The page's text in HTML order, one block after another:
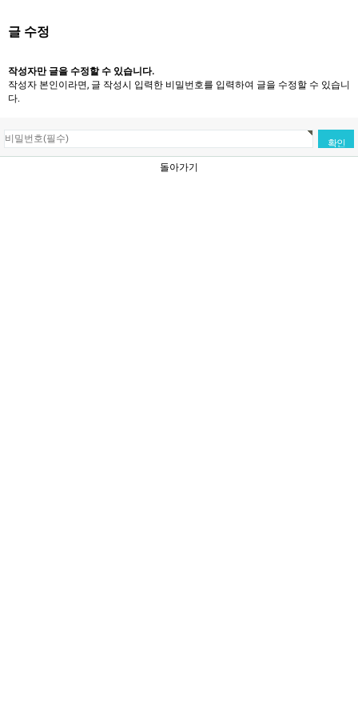
글 수정
작성자만 글을 수정할 수 있습니다.
작성자 본인이라면, 글 작성시 입력한 비밀번호를 입력하여 글을 수정할 수 있습니
다.
돌아가기